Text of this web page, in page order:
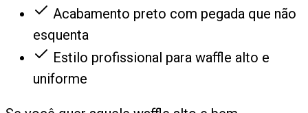
Acabamento preto com pegada que não
esquenta
Estilo profissional para waffle alto e
uniforme